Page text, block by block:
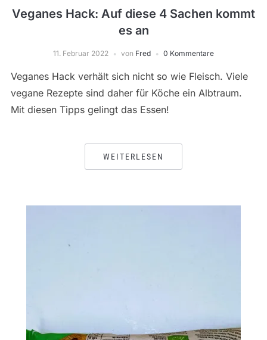
Veganes Hack: Auf diese 4 Sachen kommt
es an
11. Februar 2022 von Fred 0 Kommentare
Veganes Hack verhält sich nicht so wie Fleisch. Viele
vegane Rezepte sind daher für Köche ein Albtraum.
Mit diesen Tipps gelingt das Essen!
WEITERLESEN